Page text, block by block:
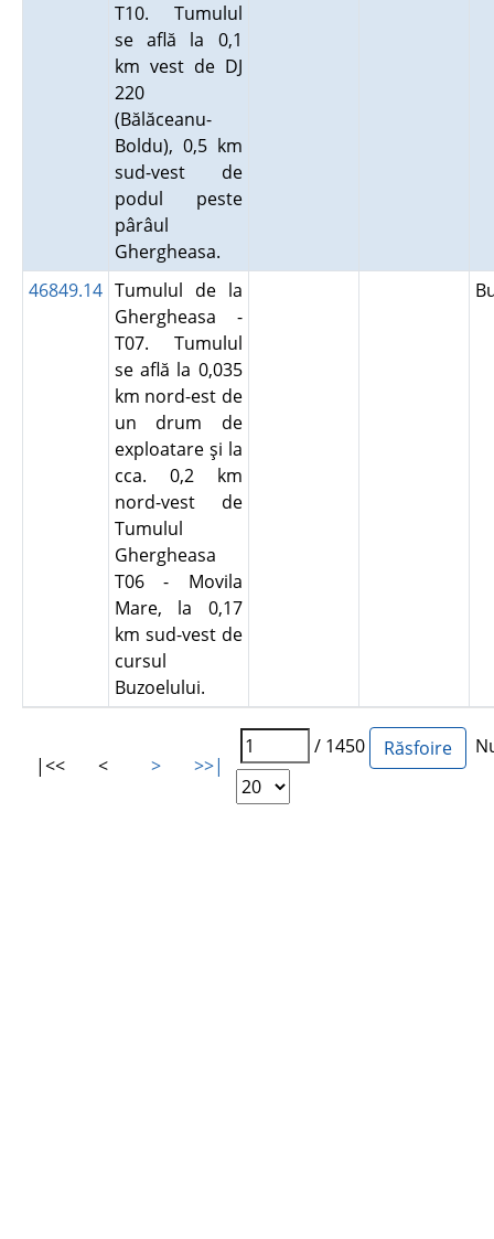
T10. Tumulul
se află la 0,1
km vest de DJ
220
(Bălăceanu-
Boldu), 0,5 km
sud-vest de
podul peste
pârâul
Ghergheasa.
46849.14 Tumulul de la
Ghergheasa -
T07. Tumulul
se află la 0,035
km nord-est de
un drum de
exploatare şi la
cca. 0,2 km
nord-vest de
Tumulul
Ghergheasa
T06 - Movila
Mare, la 0,17
km sud-vest de
cursul
Buzoelului.
|<< < > >>|
/ 1450